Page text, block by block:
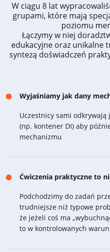
W ciągu 8 lat
grupami, które mają
poziomu
Łączymy w niej
edukacyjne oraz unikalne
syntezą doświadczeń
Wyjaśniamy jak dany
Uczestnicy sami
(np. kontener DI) aby
mechanizmu
Ćwiczenia praktyczne to
Podchodzimy do zadań
trudniejsze niż typowe
że jeżeli coś ma
to w kontrolowanych